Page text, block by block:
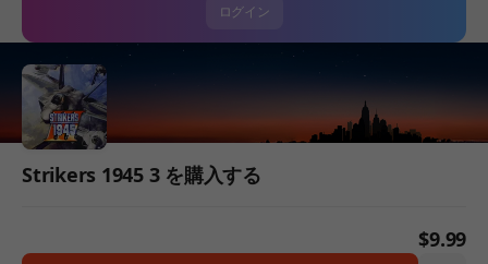
ログイン
Strikers 1945 3 を購入する
$9.99